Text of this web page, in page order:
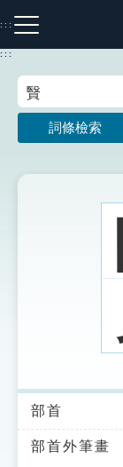
到
主
:::
注音索引圖示
索引選單
知識索引
:::
詞條檢索
部首
部首外筆畫